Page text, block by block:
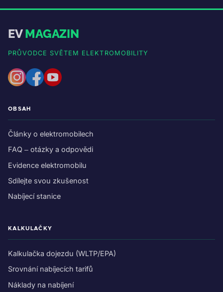
EVMAGAZIN
PRŮVODCE SVĚTEM ELEKTROMOBILITY
OBSAH
Články o elektromobilech
FAQ – otázky a odpovědi
Evidence elektromobilu
Sdílejte svou zkušenost
Nabíjecí stanice
KALKULAČKY
Kalkulačka dojezdu (WLTP/EPA)
Srovnání nabíjecích tarifů
Náklady na nabíjení